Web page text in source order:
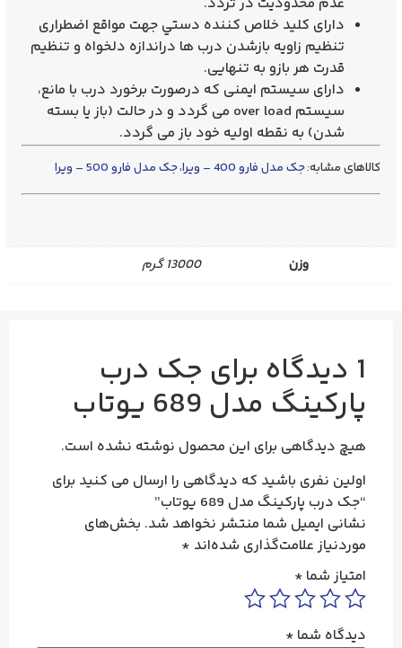
دارای كليد خلاص كننده دستي جهت مواقع اضطراری
تنظيم زاويه بازشدن درب ها دراندازه دلخواه و تنظيم
قدرت هر بازو به تنهايی.
دارای سیستم ايمنی كه درصورت برخورد درب با مانع،
سيستم over load می گردد و در حالت (باز يا بسته
شدن) به نقطه اوليه خود باز می گردد.
کالاهای مشابه:جک مدل فارو 400 – ویرا ،جک مدل فارو 500 – ویرا
وزن 13000 گرم
1 دیدگاه برای جک درب
پارکینگ مدل 689 یوتاب
هیچ دیدگاهی برای این محصول نوشته نشده است.
اولین نفری باشید که دیدگاهی را ارسال می کنید برای
“جک درب پارکینگ مدل 689 یوتاب”
نشانی ایمیل شما منتشر نخواهد شد. بخش‌های
موردنیاز علامت‌گذاری شده‌اند *
امتیاز شما *
دیدگاه شما *